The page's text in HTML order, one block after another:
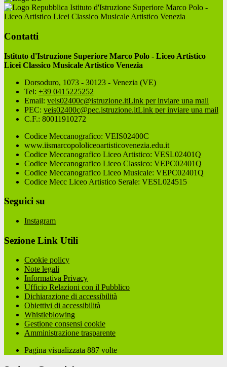
Istituto d'Istruzione Superiore Marco Polo -
Liceo Artistico Licei Classico Musicale Artistico Venezia
Contatti
Istituto d'Istruzione Superiore Marco Polo - Liceo Artistico
Licei Classico Musicale Artistico Venezia
Dorsoduro, 1073 - 30123 - Venezia (VE)
Tel: +39 0415225252
Email: veis02400c@istruzione.itLink per inviare una mail
PEC: veis02400c@pec.istruzione.itLink per inviare una mail
C.F.: 80011910272
Codice Meccanografico: VEIS02400C
www.iismarcopololiceoartisticovenezia.edu.it
Codice Meccanografico Liceo Artistico: VESL02401Q
Codice Meccanografico Liceo Classico: VEPC02401Q
Codice Meccanografico Liceo Musicale: VEPC02401Q
Codice Mecc Liceo Artistico Serale: VESL024515
Seguici su
Instagram
Sezione Link Utili
Cookie policy
Note legali
Informativa Privacy
Ufficio Relazioni con il Pubblico
Dichiarazione di accessibilità
Obiettivi di accessibilità
Whistleblowing
Gestione consensi cookie
Amministrazione trasparente
Pagina visualizzata 887 volte